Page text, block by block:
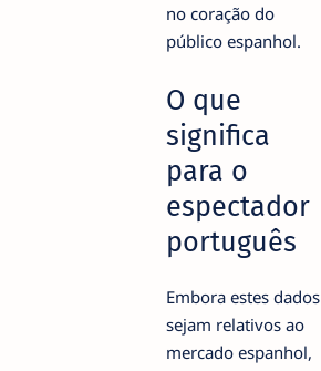
no coração do
público espanhol.
O que
significa
para o
espectador
português
Embora estes dados
sejam relativos ao
mercado espanhol,